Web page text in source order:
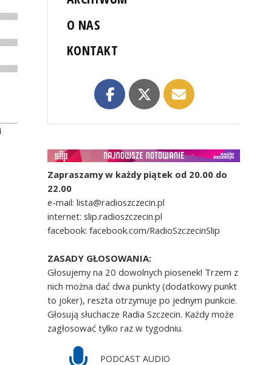
O NAS
KONTAKT
Zapraszamy w każdy piątek od 20.00 do
22.00
e-mail: lista@radioszczecin.pl
internet: slip.radioszczecin.pl
facebook: facebook.com/RadioSzczecinSlip
ZASADY GŁOSOWANIA:
Głosujemy na 20 dowolnych piosenek! Trzem z
nich można dać dwa punkty (dodatkowy punkt
to joker), reszta otrzymuje po jednym punkcie.
Głosują słuchacze Radia Szczecin. Każdy może
zagłosować tylko raz w tygodniu.
PODCAST AUDIO